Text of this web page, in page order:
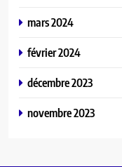
mars 2024
février 2024
décembre 2023
novembre 2023